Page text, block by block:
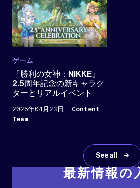
ゲーム
『勝利の女神：NIKKE』
2.5周年記念の新キャラク
ターとリアルイベント
2025年04月23日
Content
Team
See all
最新情報の